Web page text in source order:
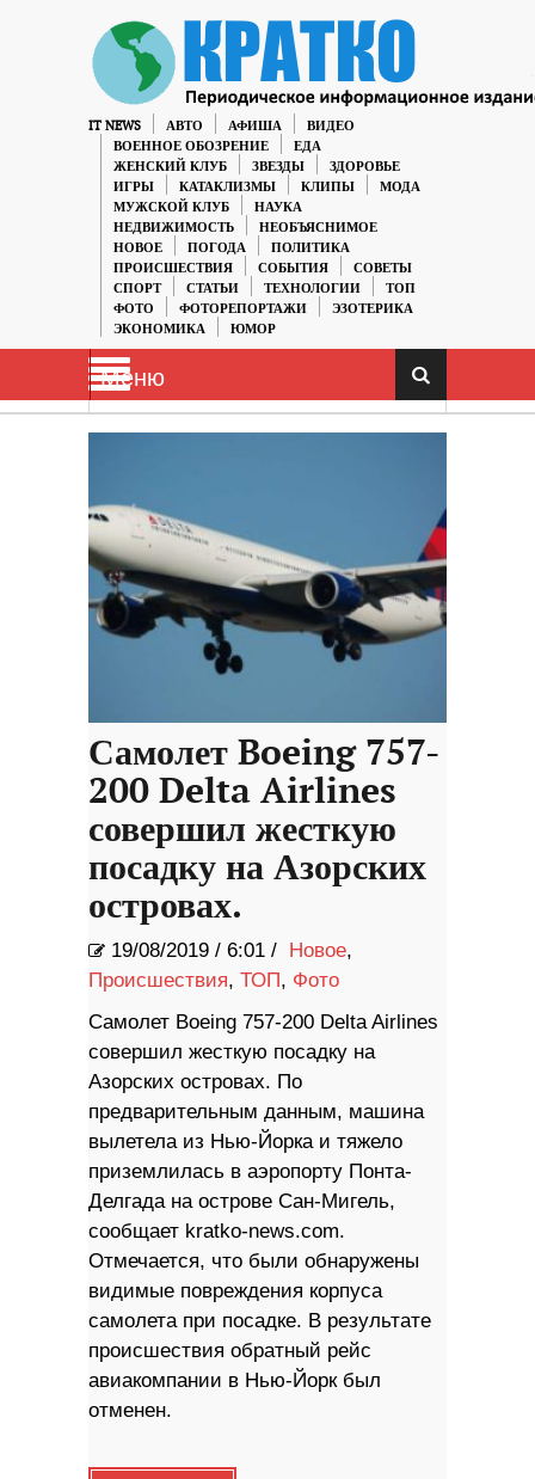
IT NEWS АВТО АФИША
ВИДЕО
ВОЕННОЕ ОБОЗРЕНИЕ
ЕДА
ЖЕНСКИЙ КЛУБ
ЗВЕЗДЫ
ЗДОРОВЬЕ
ИГРЫ
КАТАКЛИЗМЫ КЛИПЫ
МОДА
МУЖСКОЙ КЛУБ
НАУКА
НЕДВИЖИМОСТЬ
НЕОБЪЯСНИМОЕ
НОВОЕ
ПОГОДА
ПОЛИТИКА
ПРОИСШЕСТВИЯ
СОБЫТИЯ
СОВЕТЫ
СПОРТ
СТАТЬИ ТЕХНОЛОГИИ
ТОП
ФОТО
ФОТОРЕПОРТАЖИ
ЭЗОТЕРИКА
ЭКОНОМИКА
ЮМОР
Меню
Самолет Boeing 757-
200 Delta Airlines
совершил жесткую
посадку на Азорских
островах.
19/08/2019 / 6:01 / Новое,
Происшествия, ТОП, Фото
Самолет Boeing 757-200 Delta Airlines
совершил жесткую посадку на
Азорских островах. По
предварительным данным, машина
вылетела из Нью-Йорка и тяжело
приземлилась в аэропорту Понта-
Делгада на острове Сан-Мигель,
сообщает kratko-news.com.
Отмечается, что были обнаружены
видимые повреждения корпуса
самолета при посадке. В результате
происшествия обратный рейс
авиакомпании в Нью-Йорк был
отменен.